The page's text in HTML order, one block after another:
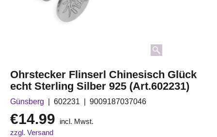
Ohrstecker Flinserl Chinesisch Glück
echt Sterling Silber 925 (Art.602231)
Günsberg 602231 9009187037046
€14.99
incl. Mwst.
zzgl. Versand